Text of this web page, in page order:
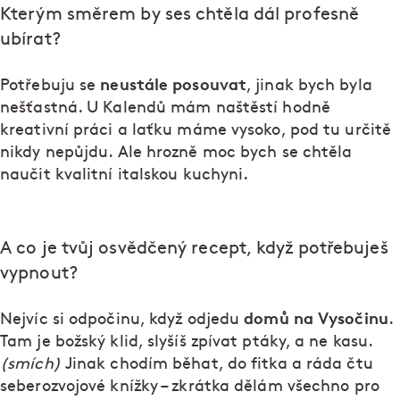
Kterým směrem by ses chtěla dál profesně
ubírat?
Potřebuju se neustále posouvat, jinak bych byla
nešťastná. U Kalendů mám naštěstí hodně
kreativní práci a laťku máme vysoko, pod tu určitě
nikdy nepůjdu. Ale hrozně moc bych se chtěla
naučit kvalitní italskou kuchyni.
A co je tvůj osvědčený recept, když potřebuješ
vypnout?
Nejvíc si odpočinu, když odjedudomů na Vysočinu.
Tam je božský klid, slyšíš zpívat ptáky, a ne kasu.
(smích) Jinak chodím běhat, do fitka a ráda čtu
seberozvojové knížky – zkrátka dělám všechno pro